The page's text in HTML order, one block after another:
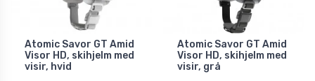
Atomic Savor GT Amid
Visor HD, skihjelm med
visir, hvid
Atomic Savor GT Amid
Visor HD, skihjelm med
visir, grå